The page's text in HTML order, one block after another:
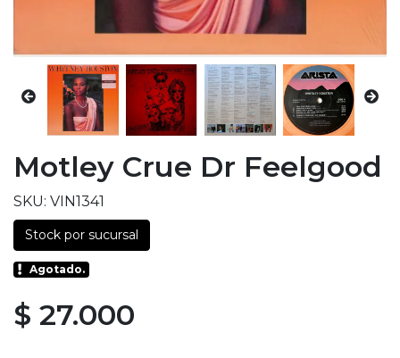
Motley Crue Dr Feelgood
SKU: VIN1341
Stock por sucursal
Agotado.
$ 27.000